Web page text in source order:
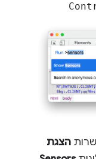
הצגת